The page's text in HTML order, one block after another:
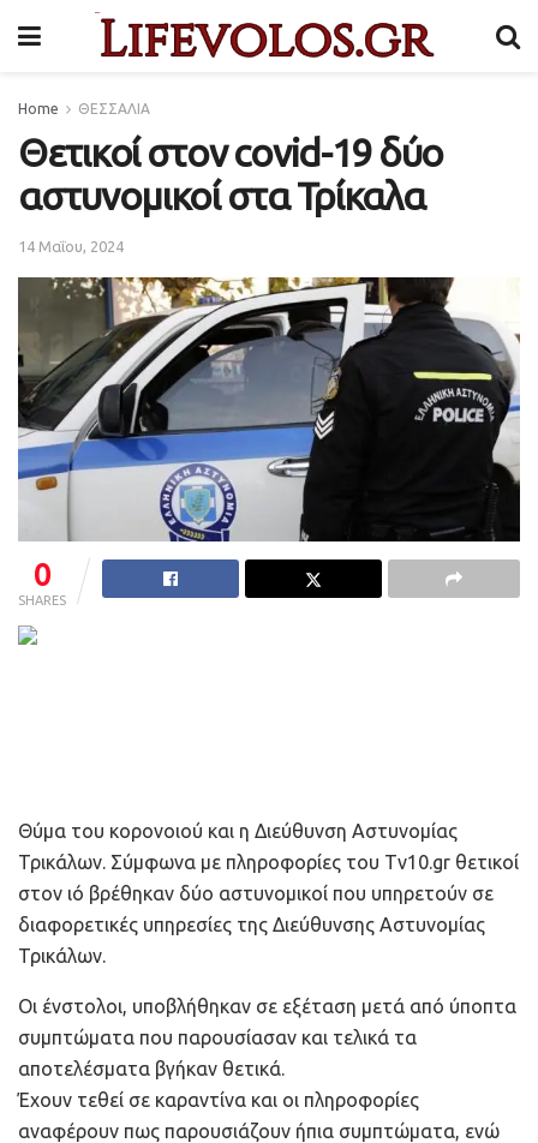
Home ΘΕΣΣΑΛΙΑ
Θετικοί στον covid-19 δύο
αστυνομικοί στα Τρίκαλα
14 Μαΐου, 2024
0
SHARES
Θύμα του κορονοιού και η Διεύθυνση Αστυνομίας
Τρικάλων. Σύμφωνα με πληροφορίες του Tv10.gr θετικοί
στον ιό βρέθηκαν δύο αστυνομικοί που υπηρετούν σε
διαφορετικές υπηρεσίες της Διεύθυνσης Αστυνομίας
Τρικάλων.
Οι ένστολοι, υποβλήθηκαν σε εξέταση μετά από ύποπτα
συμπτώματα που παρουσίασαν και τελικά τα
αποτελέσματα βγήκαν θετικά.
Έχουν τεθεί σε καραντίνα και οι πληροφορίες
αναφέρουν πως παρουσιάζουν ήπια συμπτώματα, ενώ